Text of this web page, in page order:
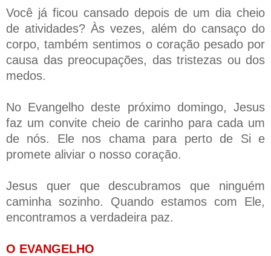
Você já ficou cansado depois de um dia cheio
de atividades? Às vezes, além do cansaço do
corpo, também sentimos o coração pesado por
causa das preocupações, das tristezas ou dos
medos.
No Evangelho deste próximo domingo, Jesus
faz um convite cheio de carinho para cada um
de nós. Ele nos chama para perto de Si e
promete aliviar o nosso coração.
Jesus quer que descubramos que ninguém
caminha sozinho. Quando estamos com Ele,
encontramos a verdadeira paz.
O EVANGELHO